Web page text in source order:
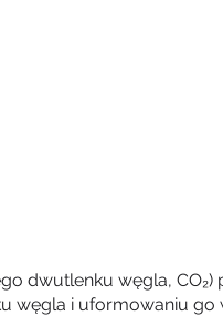
dwutlenku węgla,
węgla i uformowaniu